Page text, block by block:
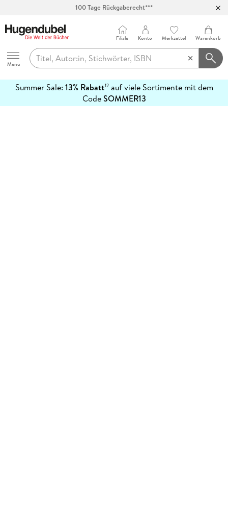
100 Tage Rückgaberecht***
Hugendubel
Menu
Filiale Konto Merkzettel Warenkorb
Summer Sale: 13% Rabatt12auf viele Sortimente mit dem
CodeSOMMER13
erfahren